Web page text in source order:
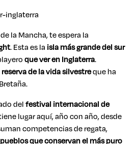
la Mancha, te espera la
. Esta es la isla más grande del sur
que ver en Inglaterra.
reserva de la vida silvestreque ha
delfestival internacional de
lugar aquí, año con año, desde
competencias de regata,
pueblos que conservan el más puro